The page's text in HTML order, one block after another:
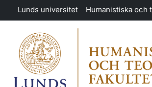
Hoppa till huvudinnehåll
Lunds universitet Humanistiska och